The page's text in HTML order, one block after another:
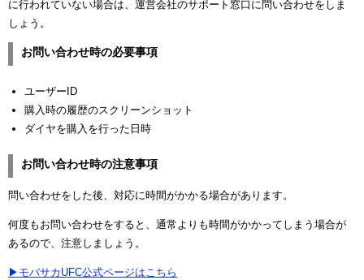
に行われていない場合は、運営会社のサポート窓口に問い合わせをしま
しょう。
お問い合わせ時の必要事項
ユーザーID
購入時の履歴のスクリーンショット
ダイヤを購入を行った日時
お問い合わせ時の注意事項
問い合わせをした後、対応に時間がかかる場合があります。
何度もお問い合わせをすると、通常よりも時間がかかってしまう場合が
あるので、注意しましょう。
▶モバサカUFC公式ページはこちら